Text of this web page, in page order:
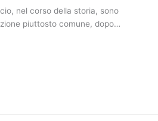
nel corso della storia, sono
piuttosto comune, dopo…